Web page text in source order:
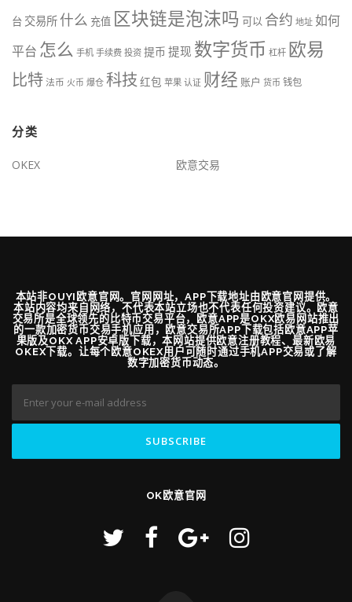
台 交易所 什么 充值 区块链是泡沫吗 可以 合约 地址 如何
平台 怎么 手机 手续费 投资 提币 提现 数字货币 杠杆 欧易
比特法币 火币 爆仓 科技 红包 苹果 认证 财经 账户 货币 钱包
分类
OKEX 欧意交易
本站非OUYI欧意官网。官网网址，APP下载地址由欧意官网提供。
本站内容均来自网络，不代表本站立场也不代表任何投资建议。欧意
交易所是全球领先的比特币交易平台，欧意APP是OKX欧易网站推出
的一款加密货币交易手机应用，欧意交易所APP下载包括欧意APP苹
果版及OKX APP安卓版下载，本网站提供欧意注册教程、最新欧易
OKEX下载。让每个欧意OKEX用户可随时通过手机APP交易或了解
数字加密货币动态。
OK欧意官网